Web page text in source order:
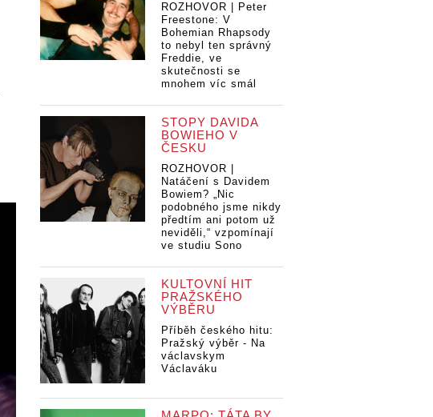
ROZHOVOR | Peter
Freestone: V
Bohemian Rhapsody
to nebyl ten správný
Freddie, ve
skutečnosti se
mnohem víc smál
STOPY DAVIDA
BOWIEHO V
ČESKU
ROZHOVOR |
Natáčení s Davidem
Bowiem? „Nic
podobného jsme nikdy
předtím ani potom už
neviděli,“ vzpomínají
ve studiu Sono
KULTOVNÍ HIT
PRAŽSKÉHO
VÝBĚRU
Příběh českého hitu:
Pražský výběr - Na
václavskym
Václaváku